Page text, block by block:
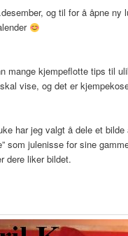
og til for å åpne ny
mange kjempeflotte tips til
vise, og det er
har jeg valgt å dele et
som julenisse for sine
dere liker bildet.